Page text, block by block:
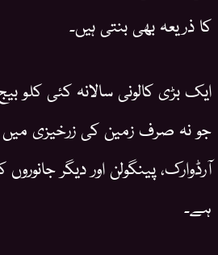
کا ذریعہ بھی بنتی ہیں۔
ایک بڑی کالونی سالانہ کئی کلو
جو نہ صرف زمین کی زرخیزی میں
آرڈوارک، پینگولن اور دیگر
ہے۔